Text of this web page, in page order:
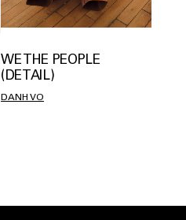
WE THE PEOPLE
(DETAIL)
DANH VO